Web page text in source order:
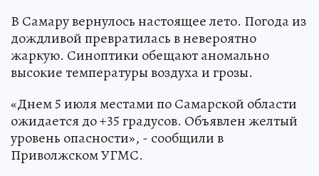
В Самару вернулось настоящее лето. Погода из
дождливой превратилась в невероятно
жаркую. Синоптики обещают аномально
высокие температуры воздуха и грозы.
«Днем 5 июля местами по Самарской области
ожидается до +35 градусов. Объявлен желтый
уровень опасности», - сообщили в
Приволжском УГМС.